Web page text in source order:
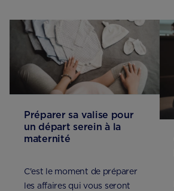
Préparer sa valise pour
un départ serein à la
maternité
C'est le moment de préparer
les affaires qui vous seront